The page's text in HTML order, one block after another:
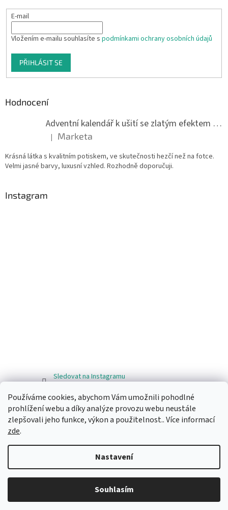
Používáme cookies, abychom Vám umožnili pohodlné
prohlížení webu a díky analýze provozu webu neustále
zlepšovali jeho funkce, výkon a použitelnost.. Více informací
zde.
Nastavení
Souhlasím
E-mail
Vložením e-mailu souhlasíte s podmínkami ochrany osobních údajů
PŘIHLÁSIT SE
Hodnocení
Adventní kalendář k ušití se zlatým efektem 042Q
Hodnocení produktu je 5 z 5 hvězdiček.
| Marketa
Krásná látka s kvalitním potiskem, ve skutečnosti hezčí než na fotce.
Velmi jasné barvy, luxusní vzhled. Rozhodně doporučuji.
Instagram
Sledovat na Instagramu
Facebook
Vytvořil Shoptet
Ragos.cz. Všechna práva vyhrazena.